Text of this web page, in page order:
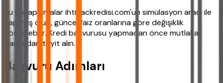
Bu hesaplamalar ihtiyackredisi.com'un simülasyon aracı ile
yapılmış olup, güncel faiz oranlarına göre değişiklik
gösterebilir. Kredi başvurusu yapmadan önce mutlaka
bankadan teyit alın.
Başvuru Adımları